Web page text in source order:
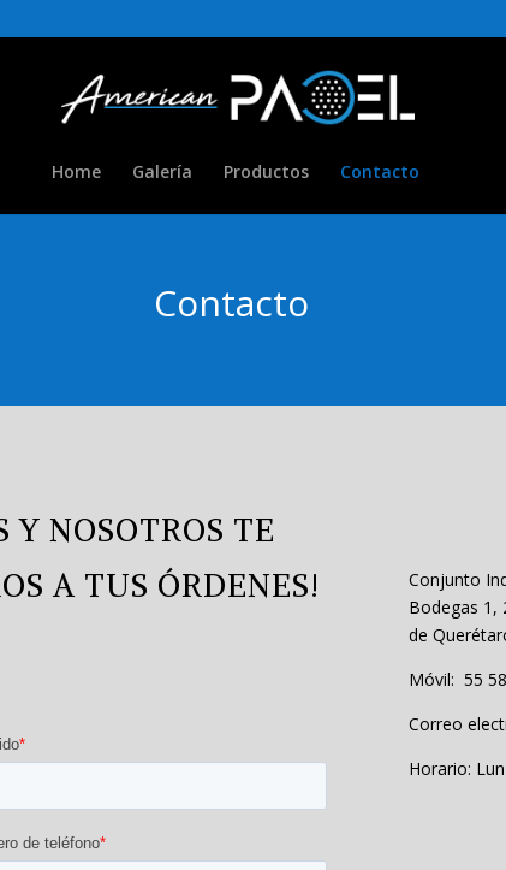
Home Galería Productos Contacto
Contacto
Y NOSOTROS TE
A TUS ÓRDENES!
Conjunto
Bodegas 1,
de
Móvil: 55
Correo
Horario: